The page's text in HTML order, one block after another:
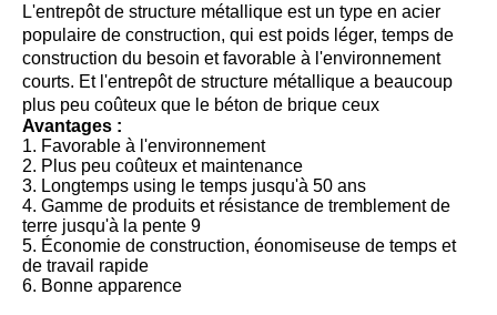
L'entrepôt de structure métallique est un type en acier
populaire de construction, qui est poids léger, temps de
construction du besoin et favorable à l'environnement
courts. Et l'entrepôt de structure métallique a beaucoup
plus peu coûteux que le béton de brique ceux
Avantages :
1. Favorable à l'environnement
2. Plus peu coûteux et maintenance
3. Longtemps using le temps jusqu'à 50 ans
4. Gamme de produits et résistance de tremblement de
terre jusqu'à la pente 9
5. Économie de construction, éonomiseuse de temps et
de travail rapide
6. Bonne apparence